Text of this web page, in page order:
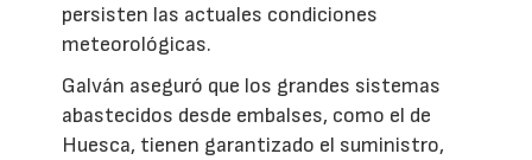
persisten las actuales condiciones
meteorológicas.
Galván aseguró que los grandes sistemas
abastecidos desde embalses, como el de
Huesca, tienen garantizado el suministro,